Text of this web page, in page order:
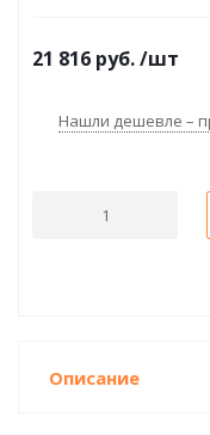
21 816 руб./шт
Нашли дешевле –
Описание